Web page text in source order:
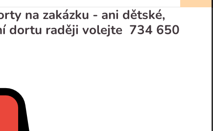
na zakázku - ani dětské,
dortu raději volejte 734 650